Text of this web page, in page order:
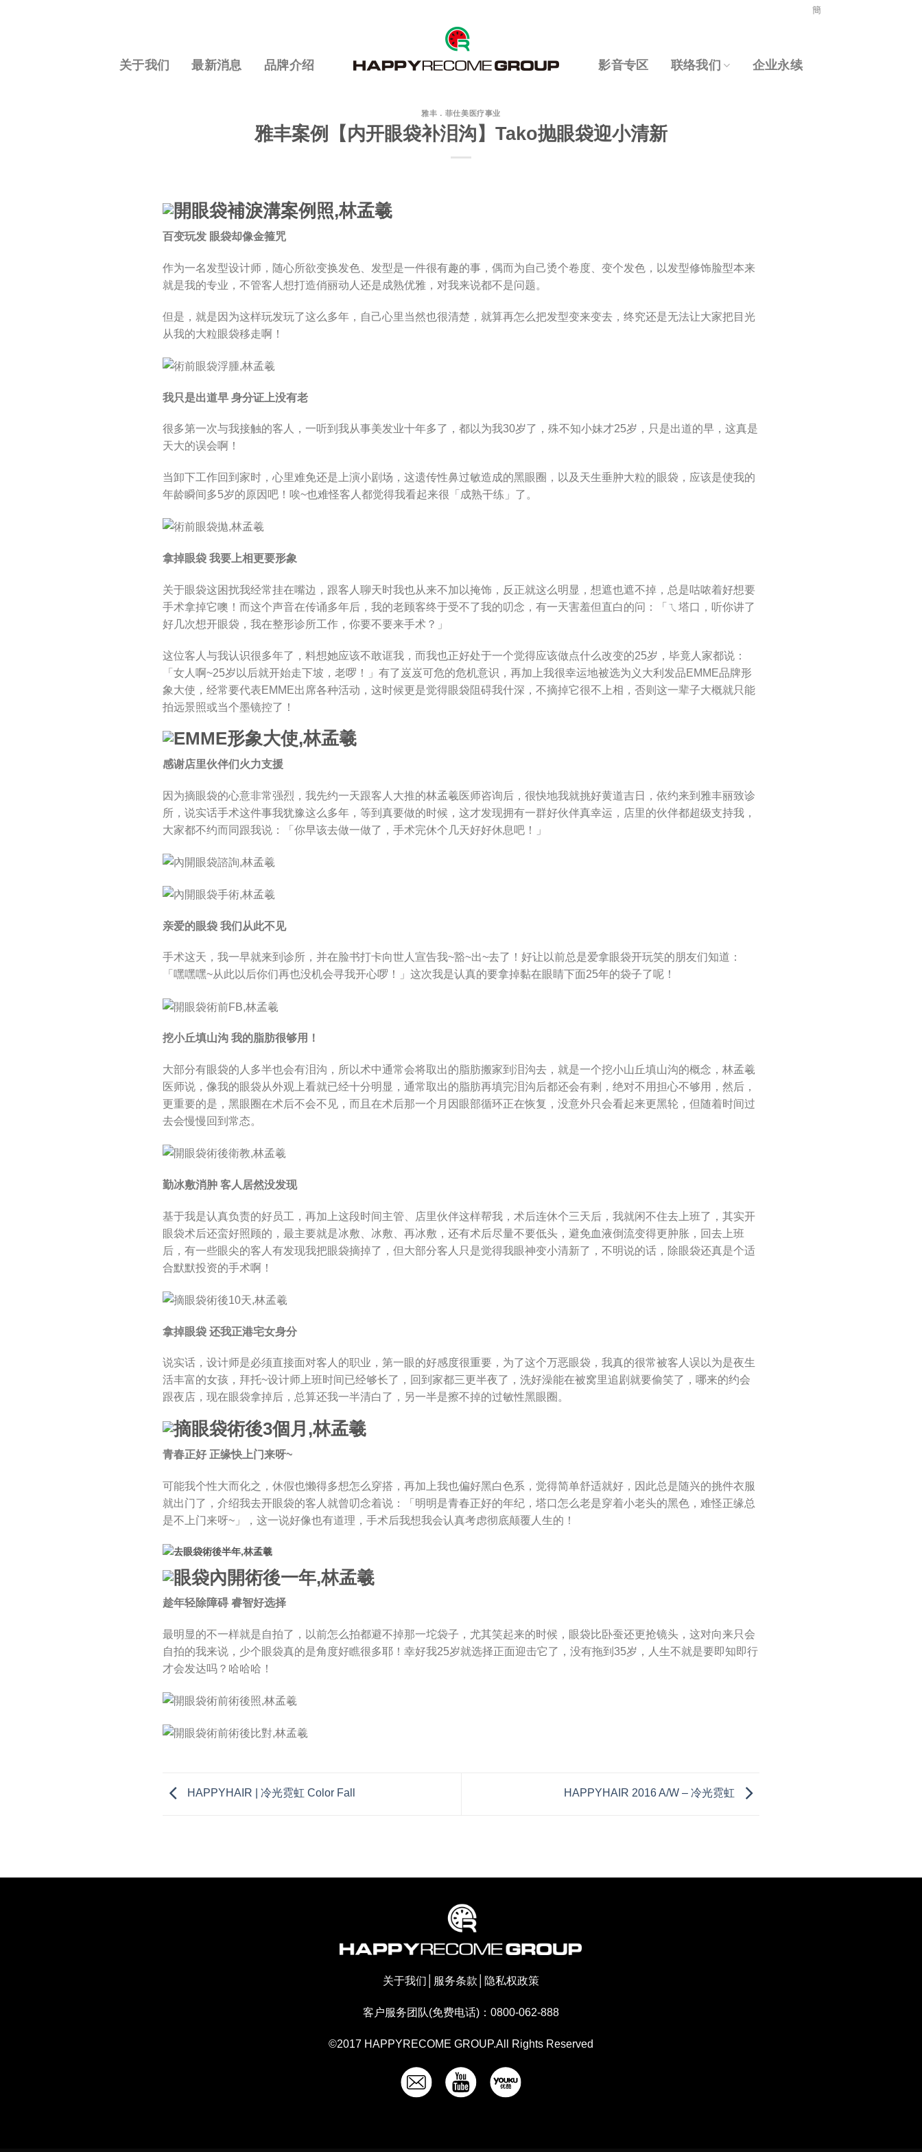
簡
关于我们 最新消息 品牌介绍 影音专区 联络我们 企业永续
雅丰．菲仕美医疗事业
雅丰案例【内开眼袋补泪沟】Tako抛眼袋迎小清新
百变玩发 眼袋却像金箍咒
作为一名发型设计师，随心所欲变换发色、发型是一件很有趣的事，偶而为自己烫个卷度、变个发色，以发型修饰脸型本来
就是我的专业，不管客人想打造俏丽动人还是成熟优雅，对我来说都不是问题。
但是，就是因为这样玩发玩了这么多年，自己心里当然也很清楚，就算再怎么把发型变来变去，终究还是无法让大家把目光
从我的大粒眼袋移走啊！
我只是出道早 身分证上没有老
很多第一次与我接触的客人，一听到我从事美发业十年多了，都以为我30岁了，殊不知小妹才25岁，只是出道的早，这真是
天大的误会啊！
当卸下工作回到家时，心里难免还是上演小剧场，这遗传性鼻过敏造成的黑眼圈，以及天生垂肿大粒的眼袋，应该是使我的
年龄瞬间多5岁的原因吧！唉~也难怪客人都觉得我看起来很「成熟干练」了。
拿掉眼袋 我要上相更要形象
关于眼袋这困扰我经常挂在嘴边，跟客人聊天时我也从来不加以掩饰，反正就这么明显，想遮也遮不掉，总是咕哝着好想要
手术拿掉它噢！而这个声音在传诵多年后，我的老顾客终于受不了我的叨念，有一天害羞但直白的问：「ㄟ塔口，听你讲了
好几次想开眼袋，我在整形诊所工作，你要不要来手术？」
这位客人与我认识很多年了，料想她应该不敢诓我，而我也正好处于一个觉得应该做点什么改变的25岁，毕竟人家都说：
「女人啊~25岁以后就开始走下坡，老啰！」有了岌岌可危的危机意识，再加上我很幸运地被选为义大利发品EMME品牌形
象大使，经常要代表EMME出席各种活动，这时候更是觉得眼袋阻碍我什深，不摘掉它很不上相，否则这一辈子大概就只能
拍远景照或当个墨镜控了！
感谢店里伙伴们火力支援
因为摘眼袋的心意非常强烈，我先约一天跟客人大推的林孟羲医师咨询后，很快地我就挑好黄道吉日，依约来到雅丰丽致诊
所，说实话手术这件事我犹豫这么多年，等到真要做的时候，这才发现拥有一群好伙伴真幸运，店里的伙伴都超级支持我，
大家都不约而同跟我说：「你早该去做一做了，手术完休个几天好好休息吧！」
亲爱的眼袋 我们从此不见
手术这天，我一早就来到诊所，并在脸书打卡向世人宣告我~豁~出~去了！好让以前总是爱拿眼袋开玩笑的朋友们知道：
「嘿嘿嘿~从此以后你们再也没机会寻我开心啰！」这次我是认真的要拿掉黏在眼睛下面25年的袋子了呢！
挖小丘填山沟 我的脂肪很够用！
大部分有眼袋的人多半也会有泪沟，所以术中通常会将取出的脂肪搬家到泪沟去，就是一个挖小山丘填山沟的概念，林孟羲
医师说，像我的眼袋从外观上看就已经十分明显，通常取出的脂肪再填完泪沟后都还会有剩，绝对不用担心不够用，然后，
更重要的是，黑眼圈在术后不会不见，而且在术后那一个月因眼部循环正在恢复，没意外只会看起来更黑轮，但随着时间过
去会慢慢回到常态。
勤冰敷消肿 客人居然没发现
基于我是认真负责的好员工，再加上这段时间主管、店里伙伴这样帮我，术后连休个三天后，我就闲不住去上班了，其实开
眼袋术后还蛮好照顾的，最主要就是冰敷、冰敷、再冰敷，还有术后尽量不要低头，避免血液倒流变得更肿胀，回去上班
后，有一些眼尖的客人有发现我把眼袋摘掉了，但大部分客人只是觉得我眼神变小清新了，不明说的话，除眼袋还真是个适
合默默投资的手术啊！
拿掉眼袋 还我正港宅女身分
说实话，设计师是必须直接面对客人的职业，第一眼的好感度很重要，为了这个万恶眼袋，我真的很常被客人误以为是夜生
活丰富的女孩，拜托~设计师上班时间已经够长了，回到家都三更半夜了，洗好澡能在被窝里追剧就要偷笑了，哪来的约会
跟夜店，现在眼袋拿掉后，总算还我一半清白了，另一半是擦不掉的过敏性黑眼圈。
青春正好 正缘快上门来呀~
可能我个性大而化之，休假也懒得多想怎么穿搭，再加上我也偏好黑白色系，觉得简单舒适就好，因此总是随兴的挑件衣服
就出门了，介绍我去开眼袋的客人就曾叨念着说：「明明是青春正好的年纪，塔口怎么老是穿着小老头的黑色，难怪正缘总
是不上门来呀~」，这一说好像也有道理，手术后我想我会认真考虑彻底颠覆人生的！
趁年轻除障碍 睿智好选择
最明显的不一样就是自拍了，以前怎么拍都避不掉那一坨袋子，尤其笑起来的时候，眼袋比卧蚕还更抢镜头，这对向来只会
自拍的我来说，少个眼袋真的是角度好瞧很多耶！幸好我25岁就选择正面迎击它了，没有拖到35岁，人生不就是要即知即行
才会发达吗？哈哈哈！
HAPPYHAIR | 冷光霓虹 Color Fall HAPPYHAIR 2016 A/W – 冷光霓虹
关于我们 服务条款 隐私权政策
客户服务团队(免费电话)：0800-062-888
©2017 HAPPYRECOME GROUP.All Rights Reserved